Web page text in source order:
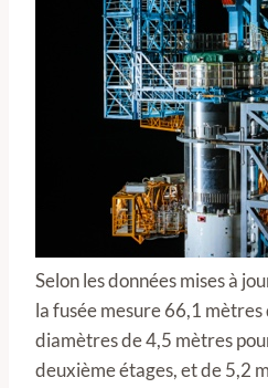
Selon les données mises à
la fusée mesure 66,1
diamètres de 4,5 mètres
deuxième étages, et de 5,2